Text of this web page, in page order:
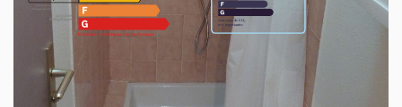
Ce bien est soumis à un diagnostic ERP
(État des Risques et Pollutions). Pour en